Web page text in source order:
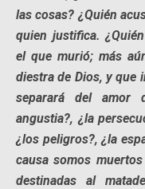
las cosas? ¿Quién
quien justifica.
el que murió; más
diestra de Dios, y que
separará del amor
angustia?, ¿la
¿los peligros?, ¿la
causa somos
destinadas al